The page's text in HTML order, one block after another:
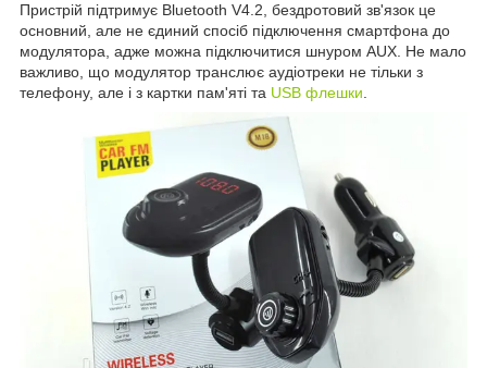
Пристрій підтримує Bluetooth V4.2, бездротовий зв'язок це
основний, але не єдиний спосіб підключення смартфона до
модулятора, адже можна підключитися шнуром AUX. Не мало
важливо, що модулятор транслює аудіотреки не тільки з
телефону, але і з картки пам'яті та USB флешки